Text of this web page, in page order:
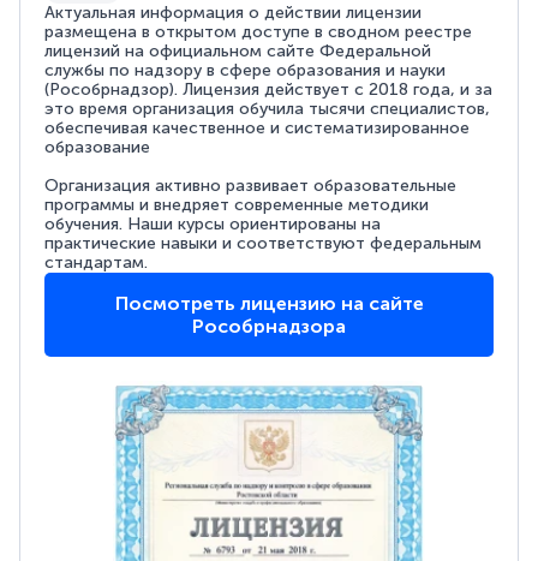
Актуальная информация о действии лицензии
размещена в открытом доступе в сводном реестре
лицензий на официальном сайте Федеральной
службы по надзору в сфере образования и науки
(Рособрнадзор). Лицензия действует с 2018 года, и за
это время организация обучила тысячи специалистов,
обеспечивая качественное и систематизированное
образование
Организация активно развивает образовательные
программы и внедряет современные методики
обучения. Наши курсы ориентированы на
практические навыки и соответствуют федеральным
стандартам.
Посмотреть лицензию на сайте
Рособрнадзора